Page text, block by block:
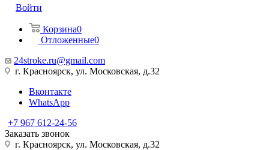
Войти
Корзина0
Отложенные0
24stroke.ru@gmail.com
г. Красноярск, ул. Московская, д.32
Вконтакте
WhatsApp
+7 967 612-24-56
Заказать звонок
г. Красноярск, ул. Московская, д.32